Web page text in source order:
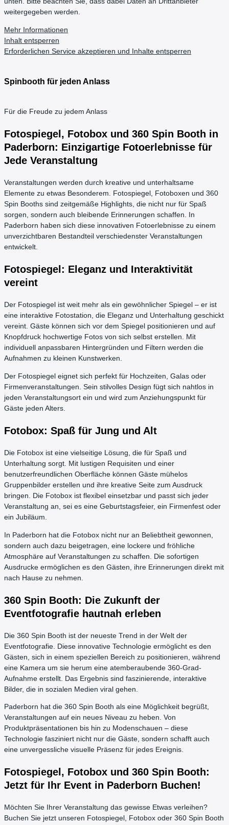
weitergegeben werden.
Mehr Informationen
Inhalt entsperren
Erforderlichen Service akzeptieren und Inhalte entsperren
Spinbooth für jeden Anlass
Für die Freude zu jedem Anlass
Fotospiegel, Fotobox und 360 Spin Booth in
Paderborn: Einzigartige Fotoerlebnisse für
Jede Veranstaltung
Veranstaltungen werden durch kreative und unterhaltsame
Elemente zu etwas Besonderem. Fotospiegel, Fotoboxen und 360
Spin Booths sind zeitgemäße Highlights, die nicht nur für Spaß
sorgen, sondern auch bleibende Erinnerungen schaffen. In
Paderborn haben sich diese innovativen Fotoerlebnisse zu einem
unverzichtbaren Bestandteil verschiedenster Veranstaltungen
entwickelt.
Fotospiegel: Eleganz und Interaktivität
vereint
Der Fotospiegel ist weit mehr als ein gewöhnlicher Spiegel – er ist
eine interaktive Fotostation, die Eleganz und Unterhaltung geschickt
vereint. Gäste können sich vor dem Spiegel positionieren und auf
Knopfdruck hochwertige Fotos von sich selbst erstellen. Mit
individuell anpassbaren Hintergründen und Filtern werden die
Aufnahmen zu kleinen Kunstwerken.
Der Fotospiegel eignet sich perfekt für Hochzeiten, Galas oder
Firmenveranstaltungen. Sein stilvolles Design fügt sich nahtlos in
jeden Veranstaltungsort ein und wird zum Anziehungspunkt für
Gäste jeden Alters.
Fotobox: Spaß für Jung und Alt
Die Fotobox ist eine vielseitige Lösung, die für Spaß und
Unterhaltung sorgt. Mit lustigen Requisiten und einer
benutzerfreundlichen Oberfläche können Gäste mühelos
Gruppenbilder erstellen und ihre kreative Seite zum Ausdruck
bringen. Die Fotobox ist flexibel einsetzbar und passt sich jeder
Veranstaltung an, sei es eine Geburtstagsfeier, ein Firmenfest oder
ein Jubiläum.
In Paderborn hat die Fotobox nicht nur an Beliebtheit gewonnen,
sondern auch dazu beigetragen, eine lockere und fröhliche
Atmosphäre auf Veranstaltungen zu schaffen. Die sofortigen
Ausdrucke ermöglichen es den Gästen, ihre Erinnerungen direkt mit
nach Hause zu nehmen.
360 Spin Booth: Die Zukunft der
Eventfotografie hautnah erleben
Die 360 Spin Booth ist der neueste Trend in der Welt der
Eventfotografie. Diese innovative Technologie ermöglicht es den
Gästen, sich in einem speziellen Bereich zu positionieren, während
eine Kamera um sie herum eine atemberaubende 360-Grad-
Aufnahme erstellt. Das Ergebnis sind faszinierende, interaktive
Bilder, die in sozialen Medien viral gehen.
Paderborn hat die 360 Spin Booth als eine Möglichkeit begrüßt,
Veranstaltungen auf ein neues Niveau zu heben. Von
Produktpräsentationen bis hin zu Modenschauen – diese
Technologie fasziniert nicht nur die Gäste, sondern schafft auch
eine unvergessliche visuelle Präsenz für jedes Ereignis.
Fotospiegel, Fotobox und 360 Spin Booth:
Jetzt für Ihr Event in Paderborn Buchen!
Möchten Sie Ihrer Veranstaltung das gewisse Etwas verleihen?
Buchen Sie jetzt unseren Fotospiegel, Fotobox oder 360 Spin Booth